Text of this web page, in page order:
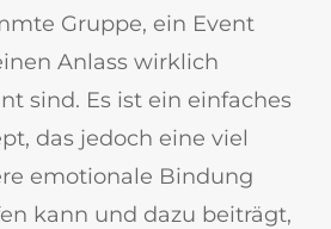
Gruppe, ein Event
Anlass wirklich
sind. Es ist ein einfaches
das jedoch eine viel
emotionale Bindung
kann und dazu beiträgt,